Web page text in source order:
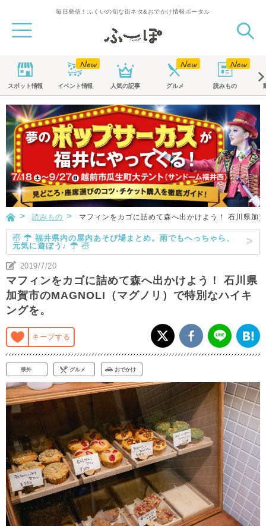
毎日発信！ふくいの旬な街ネタ&おでかけ情報ポータル
スポット情報 イベント情報 人気の記事 グルメ 読みもの
読みもの マフィンをカゴに詰めて森へ出かけよう！ 石川県加
☃ ☂ 福井県内の屋内あそび場まとめ。雨でもへっちゃら、
元気に遊ぼう♪ ☂ ☃
2019/7/20
マフィンをカゴに詰めて森へ出かけよう！ 石川県
加賀市のMAGNOLI（マグノリ）で特別なハイキ
ングを。
キープする
県外 グルメ おでかけ